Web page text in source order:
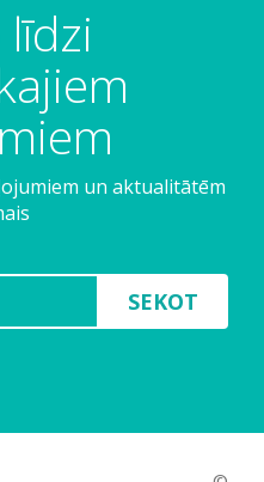
līdzi
un aktualitātēm
SEKOT